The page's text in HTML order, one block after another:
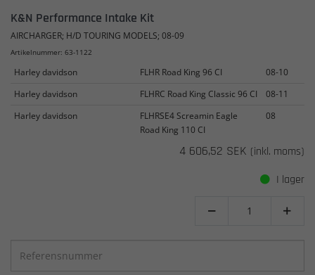
K&N Performance Intake Kit
AIRCHARGER; H/D TOURING MODELS; 08-09
Artikelnummer: 63-1122
Harley davidson FLHR Road King 96 CI
08-10
Harley davidson
FLHRC Road King Classic 96 CI
08-11
Harley davidson
FLHRSE4 Screamin Eagle
Road King 110 CI
08
4 606,52 SEK (inkl. moms)
I lager
 